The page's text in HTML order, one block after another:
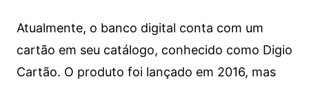
Atualmente, o banco digital conta com um
cartão em seu catálogo, conhecido como Digio
Cartão. O produto foi lançado em 2016, mas